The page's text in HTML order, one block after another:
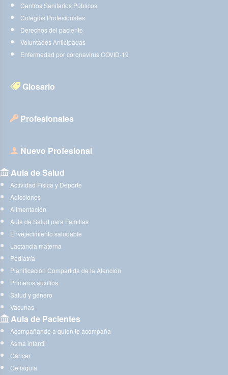
Centros Sanitarios Públicos
Colegios Profesionales
Derechos del paciente
Voluntades Anticipadas
Enfermedad por coronavirus COVID-19
Glosario
Profesionales
Nuevo Profesional
Aula de Salud
Actividad Física y Deporte
Adicciones
Alimentación
Aula de Salud para Familias
Envejecimiento saludable
Lactancia materna
Pediatría
Planificación Compartida de la Atención
Primeros auxilios
Salud y género
Vacunas
Aula de Pacientes
Acompañando a quien te acompaña
Asma infantil
Cáncer
Celiaquía